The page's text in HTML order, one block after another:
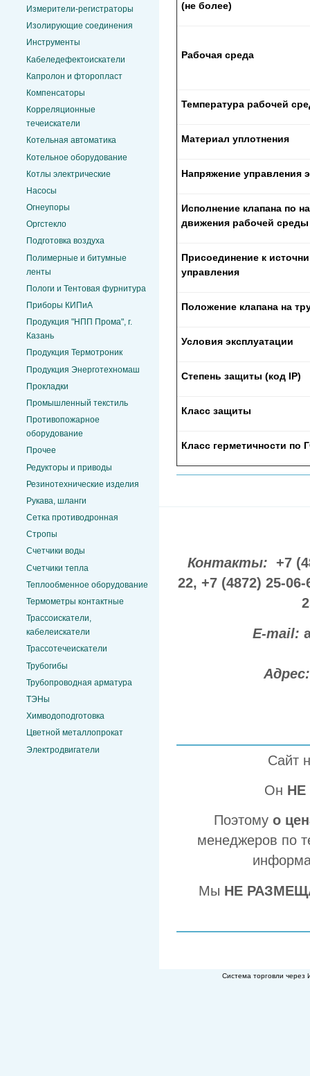
Измерители-регистраторы
Изолирующие соединения
Инструменты
Кабеледефектоискатели
Капролон и фторопласт
Компенсаторы
Корреляционные
течеискатели
Котельная автоматика
Котельное оборудование
Котлы электрические
Насосы
Огнеупоры
Оргстекло
Подготовка воздуха
Полимерные и битумные
ленты
Пологи и Тентовая фурнитура
Приборы КИПиА
Продукция "НПП Прома", г.
Казань
Продукция Термотроник
Продукция Энерготехномаш
Прокладки
Промышленный текстиль
Противопожарное
оборудование
Прочее
Редукторы и приводы
Резинотехнические изделия
Рукава, шланги
Сетка противодронная
Стропы
Счетчики воды
Счетчики тепла
Теплообменное оборудование
Термометры контактные
Трассоискатели,
кабелеискатели
Трассотечеискатели
Трубогибы
Трубопроводная арматура
ТЭНы
Химводоподготовка
Цветной металлопрокат
Электродвигатели
(не более)
Рабочая среда
Температура рабочей
Материал уплотнения
Напряжение управления
Исполнение клапана по
движения рабочей
Присоединение к
управления
Положение клапана на
Условия эксплуатации
Степень защиты (код IP)
Класс защиты
Класс герметичности по
Контакты: +7
22, +7 (4872) 25-
E-mail:
Сайт
Он НЕ
Поэтому о
менеджеров по
Мы НЕ
Система торговли